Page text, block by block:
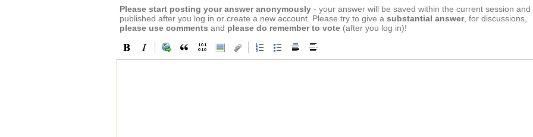
Please start posting your answer anonymously - your answer will be saved within the current session and
published after you log in or create a new account. Please try to give a substantial answer, for discussions,
please use comments and please do remember to vote (after you log in)!